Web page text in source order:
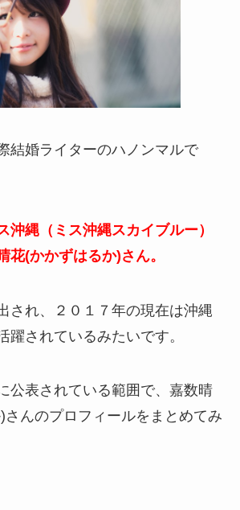
結婚ライターのハノンマルで
沖縄（ミス沖縄スカイブルー）
花(かかずはるか)さん。
され、２０１７年の現在は沖縄
躍されているみたいです。
公表されている範囲で、嘉数晴
さんのプロフィールをまとめてみ